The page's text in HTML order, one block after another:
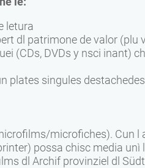
letura
dl patrimone de valor (plu
(CDs, DVDs y nsci inant)
plates singules
microfiches). Cun l
possa chisc media
dl Archif provinziel dl